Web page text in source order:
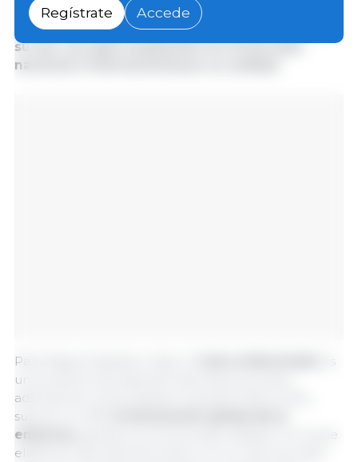
compañía toledana, donde tambi
chorizo y el salchichón ibéricos que cuentan, a
su vez, con gran aceptación en el mercado
nacional e internacional por su calidad.
Para Miguel España e Hijos, el
un producto de especial importancia, ya que,
además de comercializarlo durante todo el año,
supone un 30%
empresa
, gracias a la reconocida calidad con la que
elaboran este alimento tanto con su marca propia
Regístrate Accede